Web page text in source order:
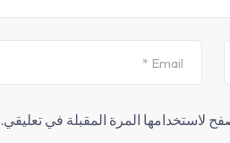
لاستخدامها المرة المقبلة في تعليقي.